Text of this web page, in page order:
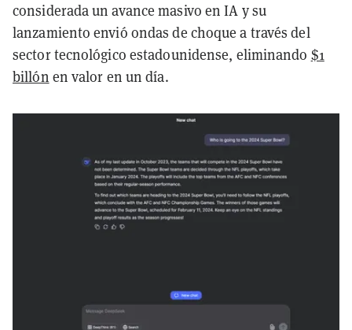
considerada un avance masivo en IA y su
lanzamiento envió ondas de choque a través del
sector tecnológico estadounidense, eliminando $1
billón en valor en un día.